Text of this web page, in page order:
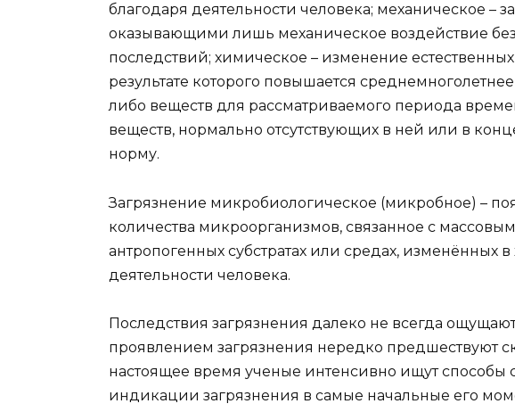
благодаря деятельности человека; механическое –
оказывающими лишь механическое воздействие
последствий; химическое – изменение
результате которого повышается
либо веществ для рассматриваемого периода
веществ, нормально отсутствующих в ней или в
норму.
Загрязнение микробиологическое (микробное) –
количества микроорганизмов, связанное с
антропогенных субстратах или средах, изменённых
деятельности человека.
Последствия загрязнения далеко не всегда
проявлением загрязнения нередко предшествуют
настоящее время ученые интенсивно ищут способы
индикации загрязнения в самые начальные его